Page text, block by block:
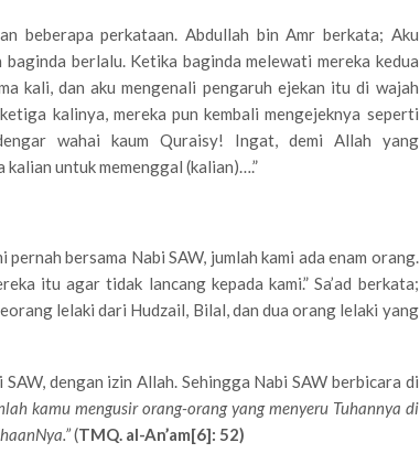
beberapa perkataan. Abdullah bin Amr berkata; Aku
berlalu. Ketika baginda melewati mereka kedua
kali, dan aku mengenali pengaruh ejekan itu di wajah
kalinya, mereka pun kembali mengejeknya seperti
wahai kaum Quraisy! Ingat, demi Allah yang
untuk memenggal (kalian)….”
bersama Nabi SAW, jumlah kami ada enam orang.
itu agar tidak lancang kepada kami.” Sa’ad berkata;
lelaki dari Hudzail, Bilal, dan dua orang lelaki yang
dengan izin Allah. Sehingga Nabi SAW berbicara di
kamu mengusir orang-orang yang menyeru Tuhannya di
(TMQ. al-An’am[6]: 52)